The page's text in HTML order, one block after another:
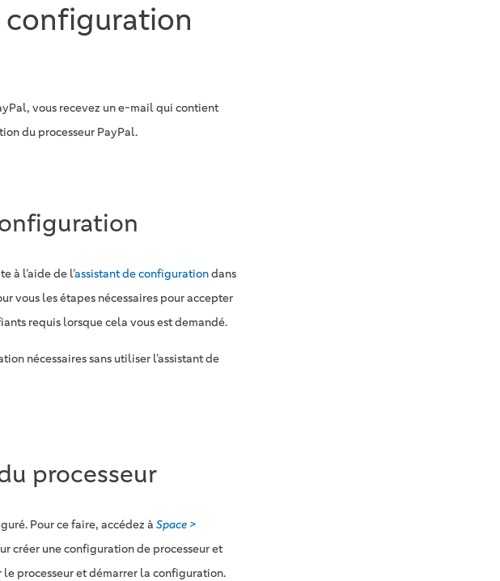
vous recevez un e-mail qui contient
du processeur PayPal.
à l’aide de l’assistant de configurationdans
vous les étapes nécessaires pour accepter
requis lorsque cela vous est demandé.
nécessaires sans utiliser l’assistant de
processeur
Pour ce faire, accédez à Space >
créer une configuration de processeur et
processeur et démarrer la configuration.